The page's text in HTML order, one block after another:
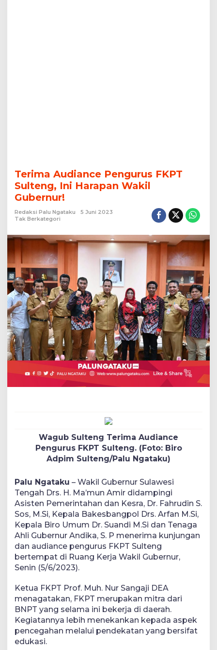
Terima Audiance Pengurus FKPT
Sulteng, Ini Harapan Wakil
Gubernur!
Redaksi Palu Ngataku
5 Juni 2023
Tak Berkategori
Wagub Sulteng Terima Audiance
Pengurus FKPT Sulteng. (Foto: Biro
Adpim Sulteng/Palu Ngataku)
Palu Ngataku – Wakil Gubernur Sulawesi
Tengah Drs. H. Ma’mun Amir didampingi
Asisten Pemerintahan dan Kesra, Dr. Fahrudin S.
Sos, M.Si, Kepala Bakesbangpol Drs. Arfan M.Si,
Kepala Biro Umum Dr. Suandi M.Si dan Tenaga
Ahli Gubernur Andika, S. P menerima kunjungan
dan audiance pengurus FKPT Sulteng
bertempat di Ruang Kerja Wakil Gubernur,
Senin (5/6/2023).
Ketua FKPT Prof. Muh. Nur Sangaji DEA
menagatakan, FKPT merupakan mitra dari
BNPT yang selama ini bekerja di daerah.
Kegiatannya lebih menekankan kepada aspek
pencegahan melalui pendekatan yang bersifat
edukasi.